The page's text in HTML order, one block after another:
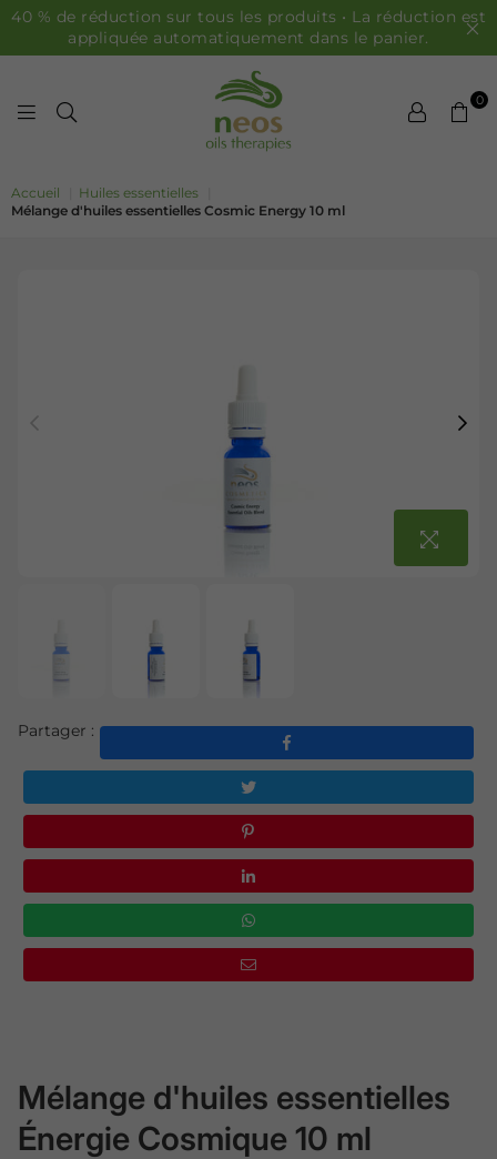
40 % de réduction sur tous les produits • La réduction est
appliquée automatiquement dans le panier.
0
Accueil Huiles essentielles
Mélange d'huiles essentielles Cosmic Energy 10 ml
Partager :
Mélange d'huiles essentielles
Énergie Cosmique 10 ml